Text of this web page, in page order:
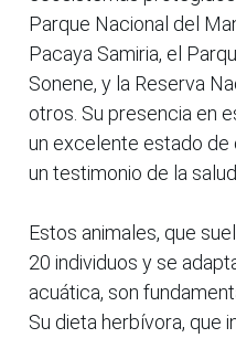
Parque Nacional del
Pacaya Samiria, el
Sonene, y la Reserva
otros. Su presencia en
un excelente estado de
un testimonio de la
Estos animales, que
20 individuos y se
acuática, son
Su dieta herbívora, que